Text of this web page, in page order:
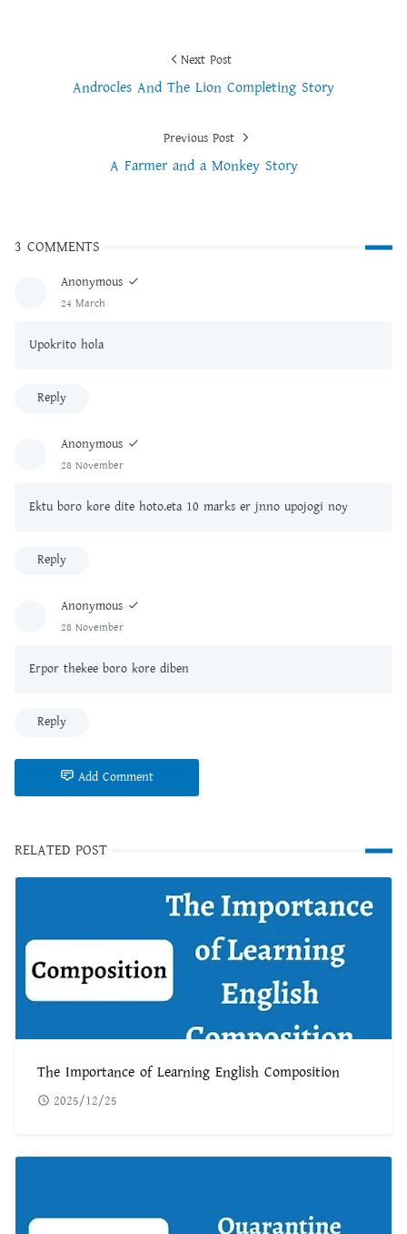
Next Post
Androcles And The Lion Completing Story
Previous Post
A Farmer and a Monkey Story
3 COMMENTS
Anonymous
24 March
Upokrito hola
Reply
Anonymous
28 November
Ektu boro kore dite hoto.eta 10 marks er jnno upojogi noy
Reply
Anonymous
28 November
Erpor thekee boro kore diben
Reply
Add Comment
RELATED POST
The Importance of Learning English Composition
2025/12/25